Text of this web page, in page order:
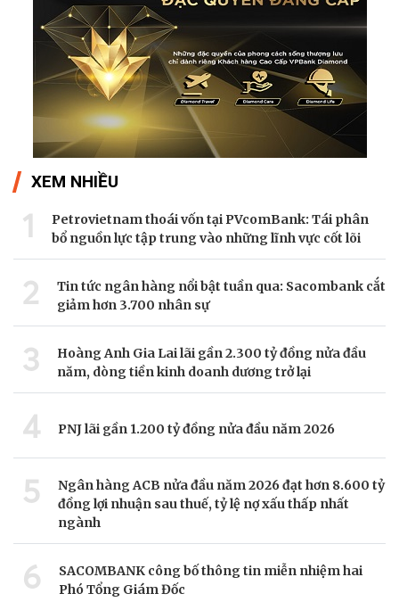
XEM NHIỀU
1
Petrovietnam thoái vốn tại PVcomBank: Tái phân
bổ nguồn lực tập trung vào những lĩnh vực cốt lõi
2
Tin tức ngân hàng nổi bật tuần qua: Sacombank cắt
giảm hơn 3.700 nhân sự
3
Hoàng Anh Gia Lai lãi gần 2.300 tỷ đồng nửa đầu
năm, dòng tiền kinh doanh dương trở lại
4 PNJ lãi gần 1.200 tỷ đồng nửa đầu năm 2026
5
Ngân hàng ACB nửa đầu năm 2026 đạt hơn 8.600 tỷ
đồng lợi nhuận sau thuế, tỷ lệ nợ xấu thấp nhất
ngành
6
SACOMBANK công bố thông tin miễn nhiệm hai
Phó Tổng Giám Đốc